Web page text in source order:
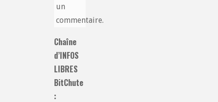
un
commentaire.
Chaîne
d’INFOS
LIBRES
BitChute
: